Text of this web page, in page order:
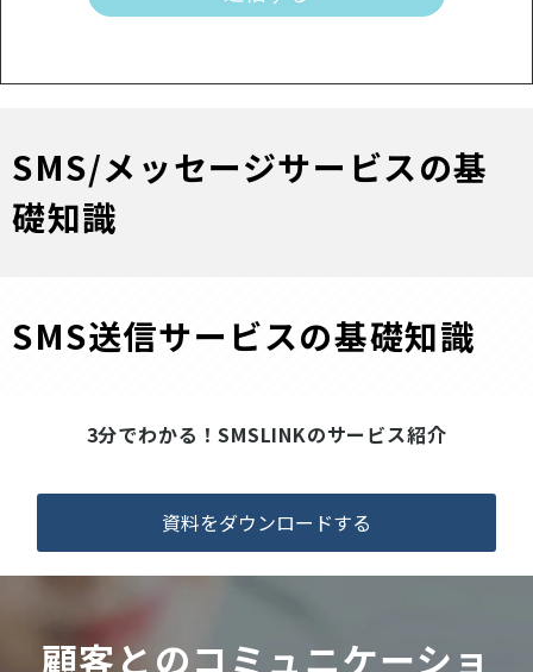
SMS/メッセージサービスの基
礎知識
SMS送信サービスの基礎知識
3分でわかる！SMSLINKのサービス紹介
資料をダウンロードする
顧客とのコミュニケーショ